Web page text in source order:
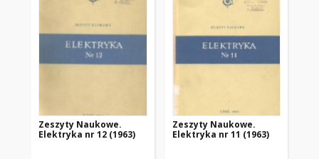
Zeszyty Naukowe.
Elektryka nr 12 (1963)
Zeszyty Naukowe.
Elektryka nr 11 (1963)